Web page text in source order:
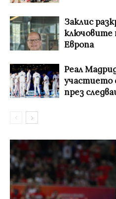
Заклис
ключовите
Европа
Реал
участието
през